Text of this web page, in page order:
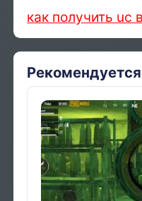
как получить uc